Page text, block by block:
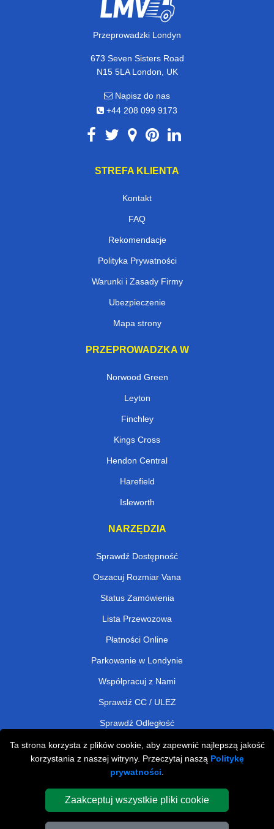
Ta strona korzysta z plików cookie, aby zapewnić najlepszą jakość
korzystania z naszej witryny. Przeczytaj naszą Politykę
prywatności
Zaakceptuj wszystkie pliki cookie
Przeprowadzki Londyn
673 Seven Sisters Road
N15 5LA London, UK
Napisz do nas
+44 208 099 9173
STREFA KLIENTA
Kontakt
FAQ
Rekomendacje
Polityka Prywatności
Warunki i Zasady Firmy
Ubezpieczenie
Mapa strony
PRZEPROWADZKA W
Norwood Green
Leyton
Finchley
Kings Cross
Hendon Central
Harefield
Isleworth
NARZĘDZIA
Sprawdź Dostępność
Oszacuj Rozmiar Vana
Status Zamówienia
Lista Przewozowa
Płatności Online
Parkowanie w Londynie
Współpracuj z Nami
Sprawdź CC / ULEZ
Sprawdź Odległość
Man and Van Removals